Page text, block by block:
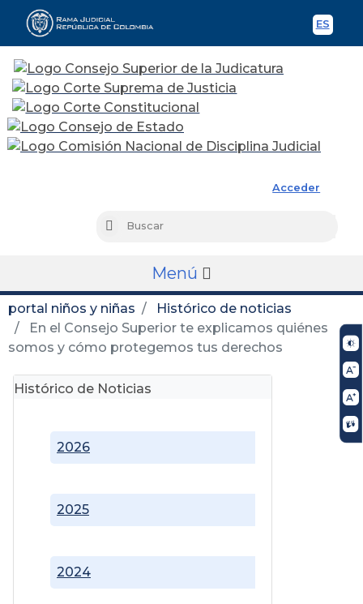
ES
Acceder
Buscar
Menú
portal niños y niñas
Histórico de noticias
En el Consejo Superior te explicamos quiénes
somos y cómo protegemos tus derechos
Histórico de Noticias
2024
2025
2026